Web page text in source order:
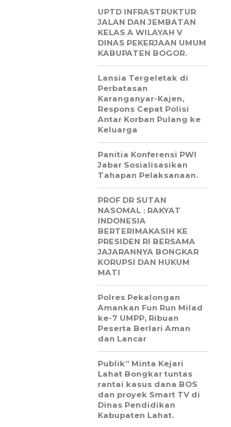
UPTD INFRASTRUKTUR
JALAN DAN JEMBATAN
KELAS A WILAYAH V
DINAS PEKERJAAN UMUM
KABUPATEN BOGOR.
Lansia Tergeletak di
Perbatasan
Karanganyar-Kajen,
Respons Cepat Polisi
Antar Korban Pulang ke
Keluarga
Panitia Konferensi PWI
Jabar Sosialisasikan
Tahapan Pelaksanaan.
PROF DR SUTAN
NASOMAL : RAKYAT
INDONESIA
BERTERIMAKASIH KE
PRESIDEN RI BERSAMA
JAJARANNYA BONGKAR
KORUPSI DAN HUKUM
MATI
Polres Pekalongan
Amankan Fun Run Milad
ke-7 UMPP, Ribuan
Peserta Berlari Aman
dan Lancar
Publik” Minta Kejari
Lahat Bongkar tuntas
rantai kasus dana BOS
dan proyek Smart TV di
Dinas Pendidikan
Kabupaten Lahat.